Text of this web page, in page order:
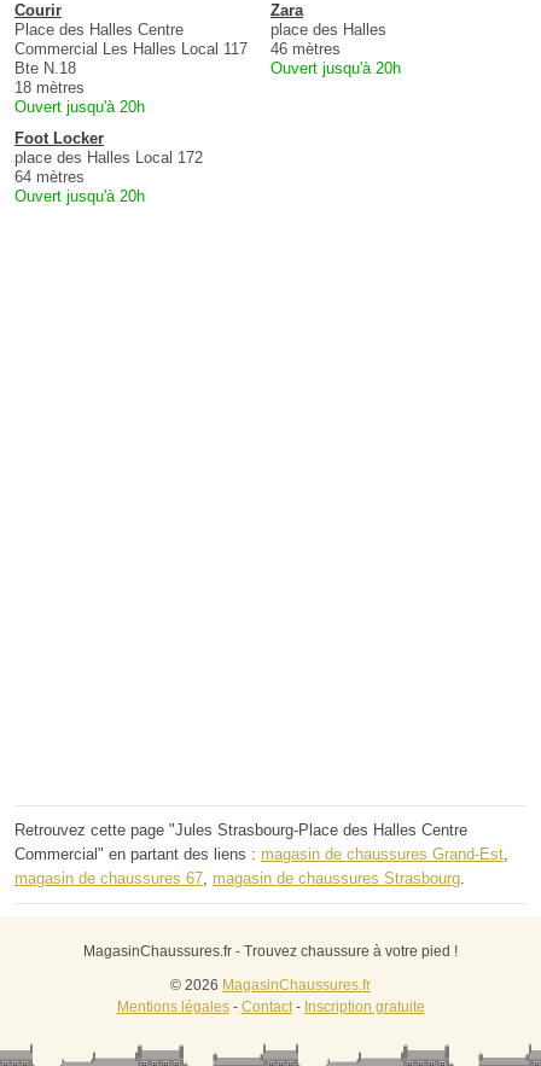
Courir
Place des Halles Centre
Commercial Les Halles Local 117
Bte N.18
18 mètres
Ouvert jusqu'à 20h
Zara
place des Halles
46 mètres
Ouvert jusqu'à 20h
Foot Locker
place des Halles Local 172
64 mètres
Ouvert jusqu'à 20h
Retrouvez cette page "Jules Strasbourg-Place des Halles Centre
Commercial" en partant des liens : magasin de chaussures Grand-Est,
magasin de chaussures 67, magasin de chaussures Strasbourg.
MagasinChaussures.fr - Trouvez chaussure à votre pied !
© 2026 MagasinChaussures.fr
Mentions légales- Contact- Inscription gratuite